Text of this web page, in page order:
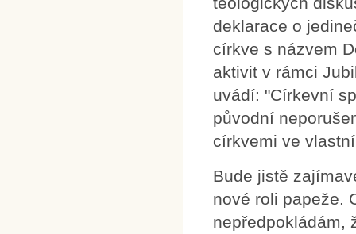
deklarace o
církve s názvem
aktivit v rámci
uvádí: "Církevní
původní
církvemi ve
Bude jistě
nové roli papeže.
nepředpokládám,